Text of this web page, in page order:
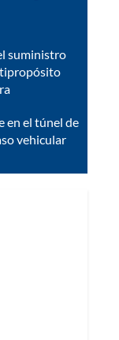
suministro
en el túnel de
vehicular